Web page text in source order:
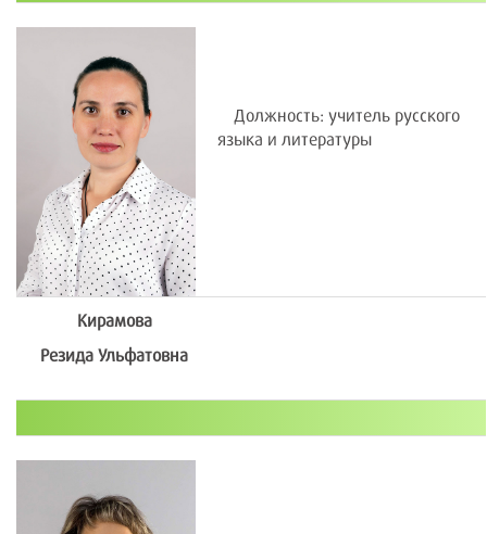
Должность: учитель русского
языка и литературы
Кирамова
Резида Ульфатовна